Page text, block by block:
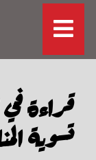
قراءة
تسوية